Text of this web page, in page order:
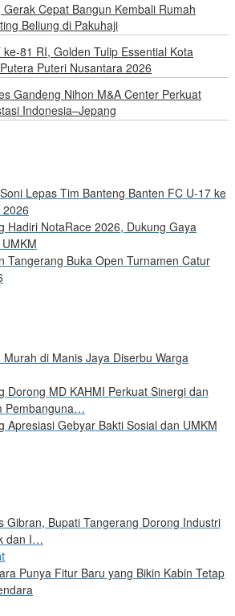
Cepat Bangun Kembali Rumah
Beliung di Pakuhaji
81 RI, Golden Tulip Essential Kota
Puteri Nusantara 2026
Gandeng Nihon M&A Center Perkuat
Indonesia–Jepang
Lepas Tim Banteng Banten FC U-17 ke
Hadiri NotaRace 2026, Dukung Gaya
Tangerang Buka Open Turnamen Catur
di Manis Jaya Diserbu Warga
Dorong MD KAHMI Perkuat Sinergi dan
Pembanguna…
Apresiasi Gebyar Bakti Sosial dan UMKM
Gibran, Bupati Tangerang Dorong Industri
dan I…
Punya Fitur Baru yang Bikin Kabin Tetap